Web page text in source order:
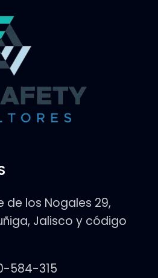
de los Nogales 29,
Jalisco y código
584-315